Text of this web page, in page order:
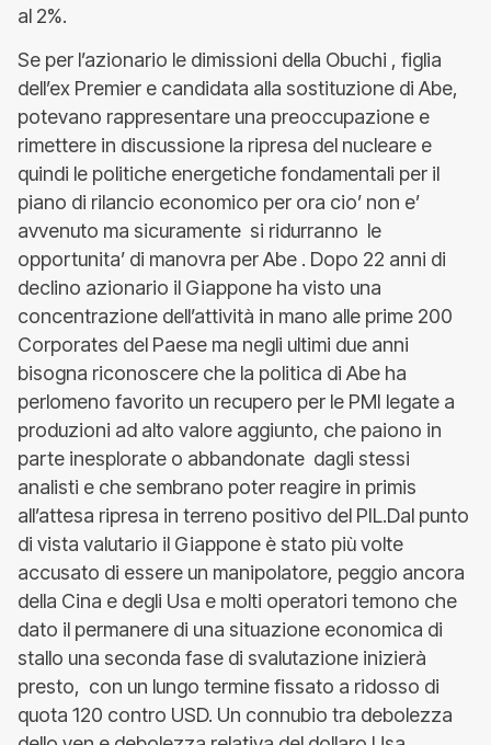
al 2%.
Se per l’azionario le dimissioni della Obuchi , figlia
dell’ex Premier e candidata alla sostituzione di Abe,
potevano rappresentare una preoccupazione e
rimettere in discussione la ripresa del nucleare e
quindi le politiche energetiche fondamentali per il
piano di rilancio economico per ora cio’ non e’
avvenuto ma sicuramente si ridurranno le
opportunita’ di manovra per Abe . Dopo 22 anni di
declino azionario il Giappone ha visto una
concentrazione dell’attività in mano alle prime 200
Corporates del Paese ma negli ultimi due anni
bisogna riconoscere che la politica di Abe ha
perlomeno favorito un recupero per le PMI legate a
produzioni ad alto valore aggiunto, che paiono in
parte inesplorate o abbandonate dagli stessi
analisti e che sembrano poter reagire in primis
all’attesa ripresa in terreno positivo del PIL.Dal punto
di vista valutario il Giappone è stato più volte
accusato di essere un manipolatore, peggio ancora
della Cina e degli Usa e molti operatori temono che
dato il permanere di una situazione economica di
stallo una seconda fase di svalutazione inizierà
presto, con un lungo termine fissato a ridosso di
quota 120 contro USD. Un connubio tra debolezza